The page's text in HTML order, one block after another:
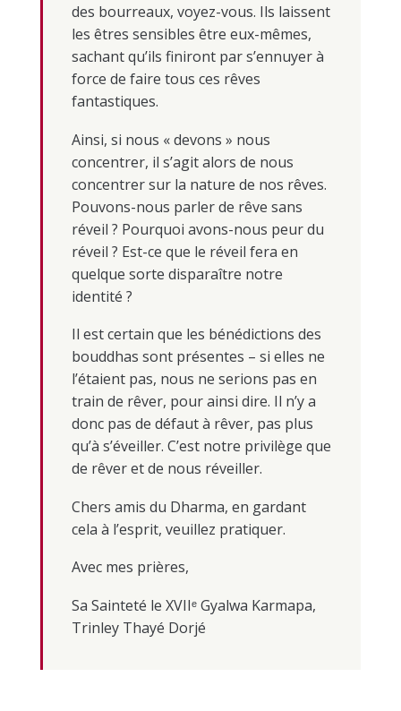
des bourreaux, voyez-vous. Ils laissent
les êtres sensibles être eux-mêmes,
sachant qu’ils finiront par s’ennuyer à
force de faire tous ces rêves
fantastiques.
Ainsi, si nous « devons » nous
concentrer, il s’agit alors de nous
concentrer sur la nature de nos rêves.
Pouvons-nous parler de rêve sans
réveil ? Pourquoi avons-nous peur du
réveil ? Est-ce que le réveil fera en
quelque sorte disparaître notre
identité ?
Il est certain que les bénédictions des
bouddhas sont présentes – si elles ne
l’étaient pas, nous ne serions pas en
train de rêver, pour ainsi dire. Il n’y a
donc pas de défaut à rêver, pas plus
qu’à s’éveiller. C’est notre privilège que
de rêver et de nous réveiller.
Chers amis du Dharma, en gardant
cela à l’esprit, veuillez pratiquer.
Avec mes prières,
Sa Sainteté le XVIIᵉ Gyalwa Karmapa,
Trinley Thayé Dorjé